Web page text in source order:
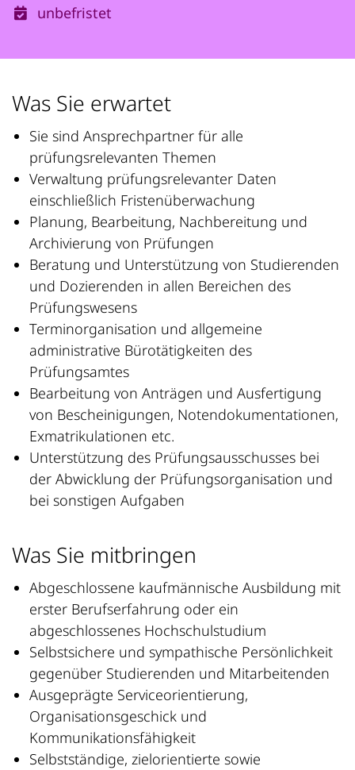
unbefristet
Was Sie erwartet
Sie sind Ansprechpartner für alle
prüfungsrelevanten Themen
Verwaltung prüfungsrelevanter Daten
einschließlich Fristenüberwachung
Planung, Bearbeitung, Nachbereitung und
Archivierung von Prüfungen
Beratung und Unterstützung von Studierenden
und Dozierenden in allen Bereichen des
Prüfungswesens
Terminorganisation und allgemeine
administrative Bürotätigkeiten des
Prüfungsamtes
Bearbeitung von Anträgen und Ausfertigung
von Bescheinigungen, Notendokumentationen,
Exmatrikulationen etc.
Unterstützung des Prüfungsausschusses bei
der Abwicklung der Prüfungsorganisation und
bei sonstigen Aufgaben
Was Sie mitbringen
Abgeschlossene kaufmännische Ausbildung mit
erster Berufserfahrung oder ein
abgeschlossenes Hochschulstudium
Selbstsichere und sympathische Persönlichkeit
gegenüber Studierenden und Mitarbeitenden
Ausgeprägte Serviceorientierung,
Organisationsgeschick und
Kommunikationsfähigkeit
Selbstständige, zielorientierte sowie